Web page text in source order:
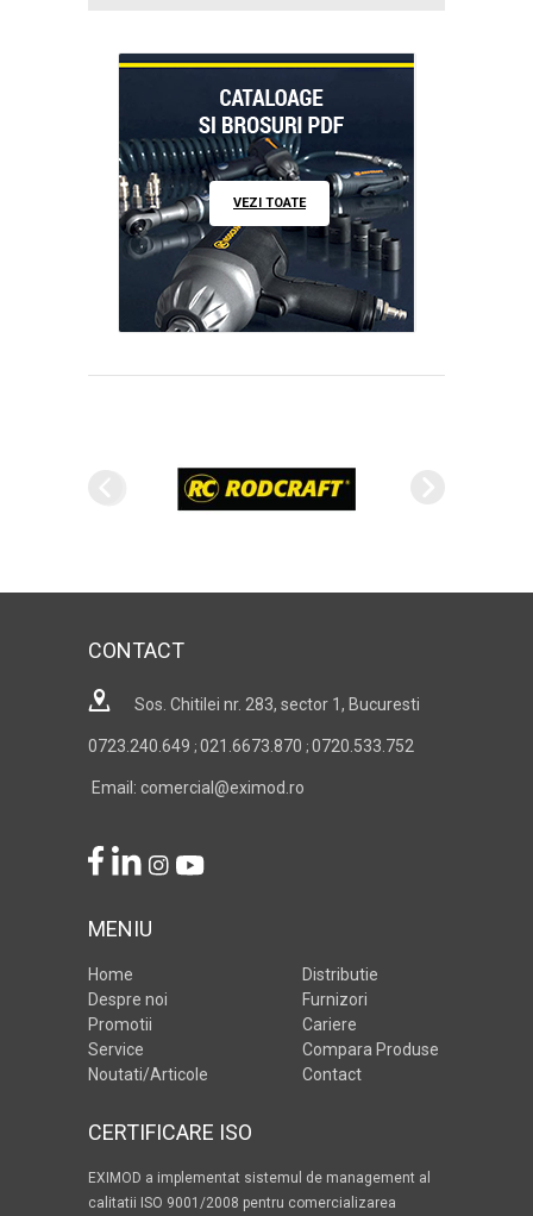
VEZI TOATE
CONTACT
Sos. Chitilei nr. 283, sector 1, Bucuresti
0723.240.649 ; 021.6673.870 ; 0720.533.752
Email: comercial@eximod.ro
MENIU
Home
Despre noi
Promotii
Service
Noutati/Articole
Distributie
Furnizori
Cariere
Compara Produse
Contact
CERTIFICARE ISO
EXIMOD a implementat sistemul de management al
calitatii ISO 9001/2008 pentru comercializarea